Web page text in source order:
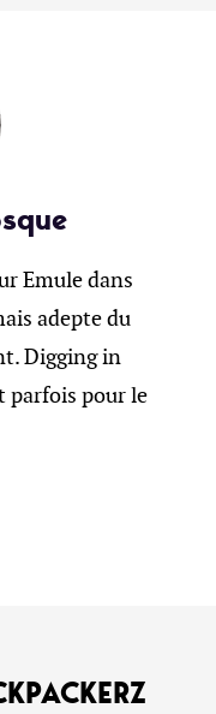
Emule dans
adepte du
Digging in
parfois pour le